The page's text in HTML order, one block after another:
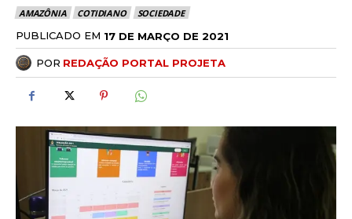
AMAZÔNIA COTIDIANO SOCIEDADE
PUBLICADO EM 17 DE MARÇO DE 2021
POR REDAÇÃO PORTAL PROJETA